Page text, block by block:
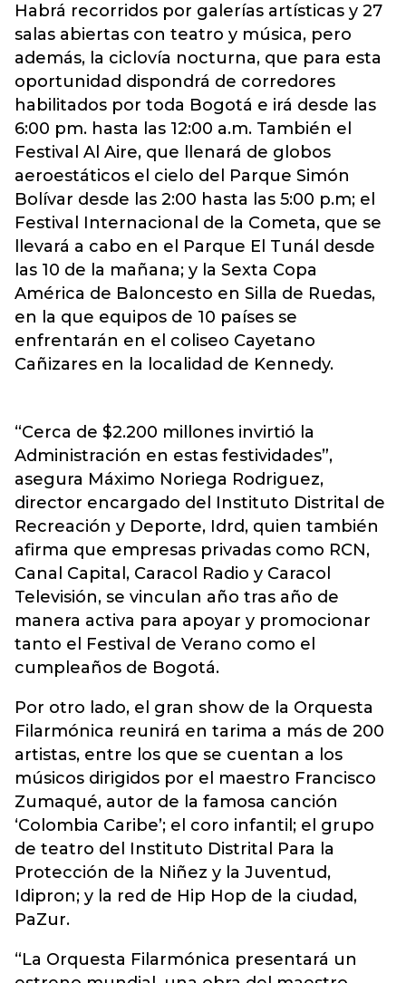
Habrá recorridos por galerías artísticas y 27
salas abiertas con teatro y música, pero
además, la ciclovía nocturna, que para esta
oportunidad dispondrá de corredores
habilitados por toda Bogotá e irá desde las
6:00 pm. hasta las 12:00 a.m. También el
Festival Al Aire, que llenará de globos
aeroestáticos el cielo del Parque Simón
Bolívar desde las 2:00 hasta las 5:00 p.m; el
Festival Internacional de la Cometa, que se
llevará a cabo en el Parque El Tunál desde
las 10 de la mañana; y la Sexta Copa
América de Baloncesto en Silla de Ruedas,
en la que equipos de 10 países se
enfrentarán en el coliseo Cayetano
Cañizares en la localidad de Kennedy.
“Cerca de $2.200 millones invirtió la
Administración en estas festividades”,
asegura Máximo Noriega Rodriguez,
director encargado del Instituto Distrital de
Recreación y Deporte, Idrd, quien también
afirma que empresas privadas como RCN,
Canal Capital, Caracol Radio y Caracol
Televisión, se vinculan año tras año de
manera activa para apoyar y promocionar
tanto el Festival de Verano como el
cumpleaños de Bogotá.
Por otro lado, el gran show de la Orquesta
Filarmónica reunirá en tarima a más de 200
artistas, entre los que se cuentan a los
músicos dirigidos por el maestro Francisco
Zumaqué, autor de la famosa canción
‘Colombia Caribe’; el coro infantil; el grupo
de teatro del Instituto Distrital Para la
Protección de la Niñez y la Juventud,
Idipron; y la red de Hip Hop de la ciudad,
PaZur.
“La Orquesta Filarmónica presentará un